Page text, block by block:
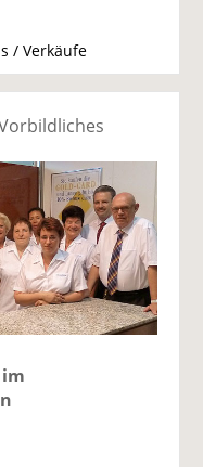
/ Verkäufe
u
c